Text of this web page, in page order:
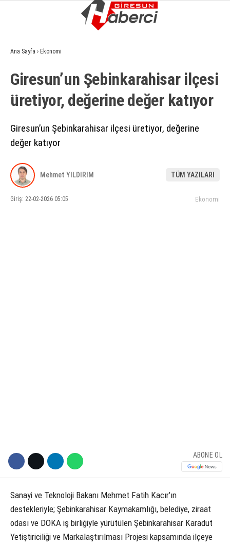
GÜNDEM
EKONOMI
SIYASET
ASAYIŞ
SPOR
YAŞAM
Ana Sayfa › Ekonomi
Giresun’un Şebinkarahisar ilçesi
üretiyor, değerine değer katıyor
Giresun’un Şebinkarahisar ilçesi üretiyor, değerine
değer katıyor
Mehmet YILDIRIM TÜM YAZILARI
Giriş: 22-02-2026 05:05 Ekonomi
ABONE OL
Sanayi ve Teknoloji Bakanı Mehmet Fatih Kacır’ın
destekleriyle; Şebinkarahisar Kaymakamlığı, belediye, ziraat
odası ve DOKA iş birliğiyle yürütülen Şebinkarahisar Karadut
Yetiştiriciliği ve Markalaştırılması Projesi kapsamında ilçeye